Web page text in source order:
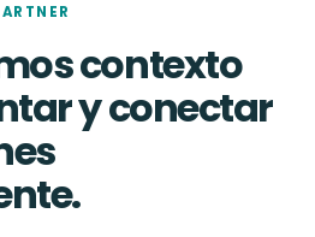
contexto
y conectar